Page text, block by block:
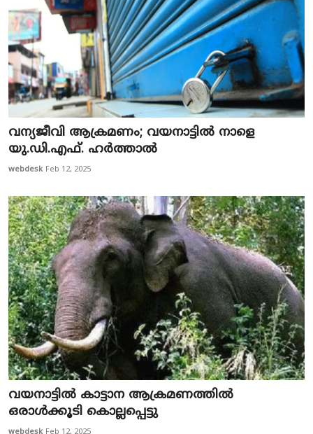
വന്യജീവി ആക്രമണം; വയനാട്ടില്‍ നാളെ
യു.ഡി.എഫ്. ഹര്‍ത്താല്‍
webdesk Feb 12, 2025
വയനാട്ടിൽ കാട്ടാന ആക്രമണത്തിൽ
ഒരാൾക്കൂടി കൊല്ലപ്പെട്ടു
webdesk Feb 12, 2025